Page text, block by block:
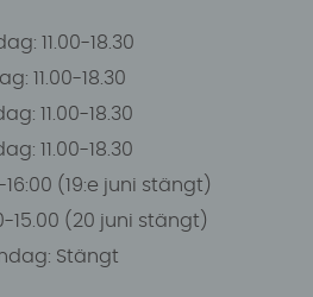
11.00-18.30
11.00-18.30
11.00-18.30
11.00-18.30
16:00 (19:e juni stängt)
15.00 (20 juni stängt)
Stängt